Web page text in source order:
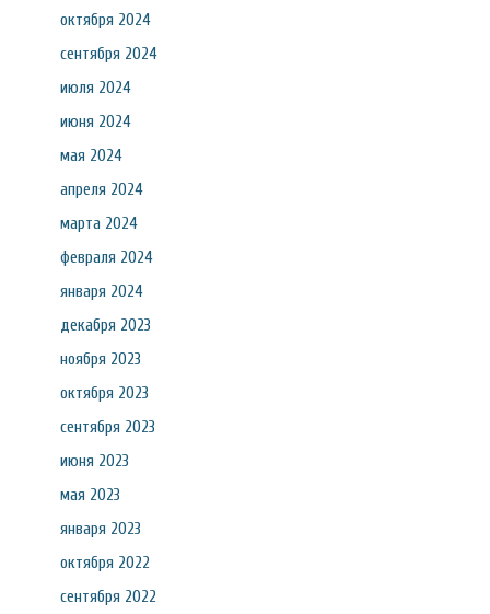
октября 2024
сентября 2024
июля 2024
июня 2024
мая 2024
апреля 2024
марта 2024
февраля 2024
января 2024
декабря 2023
ноября 2023
октября 2023
сентября 2023
июня 2023
мая 2023
января 2023
октября 2022
сентября 2022